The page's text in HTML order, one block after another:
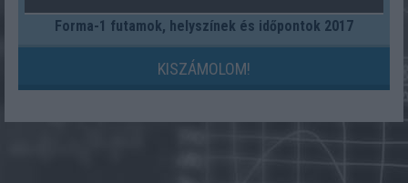
Forma-1 futamok, helyszínek és időpontok 2017
KISZÁMOLOM!